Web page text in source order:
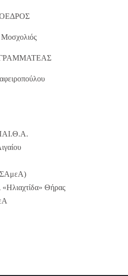
Μοσχολιός
Θήρας